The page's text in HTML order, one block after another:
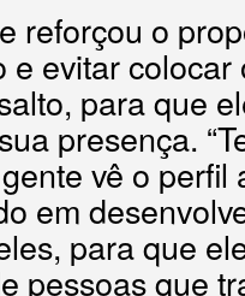
reforçou o
e evitar
para que
presença.
vê o perfil
em
para que
pessoas que